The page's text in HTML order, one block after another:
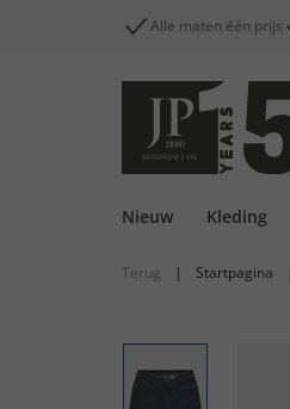
Alle maten één prijs
Nieuw Kleding
Terug | Startpagina